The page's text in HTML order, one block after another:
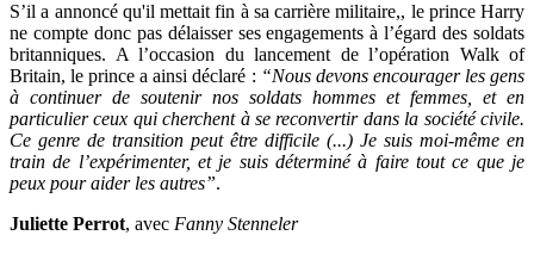
S’il a annoncé qu'il mettait fin à sa carrière militaire,, le prince Harry
ne compte donc pas délaisser ses engagements à l’égard des soldats
britanniques. A l’occasion du lancement de l’opération Walk of
Britain, le prince a ainsi déclaré : “Nous devons encourager les gens
à continuer de soutenir nos soldats hommes et femmes, et en
particulier ceux qui cherchent à se reconvertir dans la société civile.
Ce genre de transition peut être difficile (...) Je suis moi-même en
train de l’expérimenter, et je suis déterminé à faire tout ce que je
peux pour aider les autres”.
Juliette Perrot, avec Fanny Stenneler